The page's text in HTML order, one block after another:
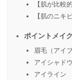
【肌が比較
【肌のニキ
ポイントメイク
眉毛（アイ
アイシャドウ
アイライン